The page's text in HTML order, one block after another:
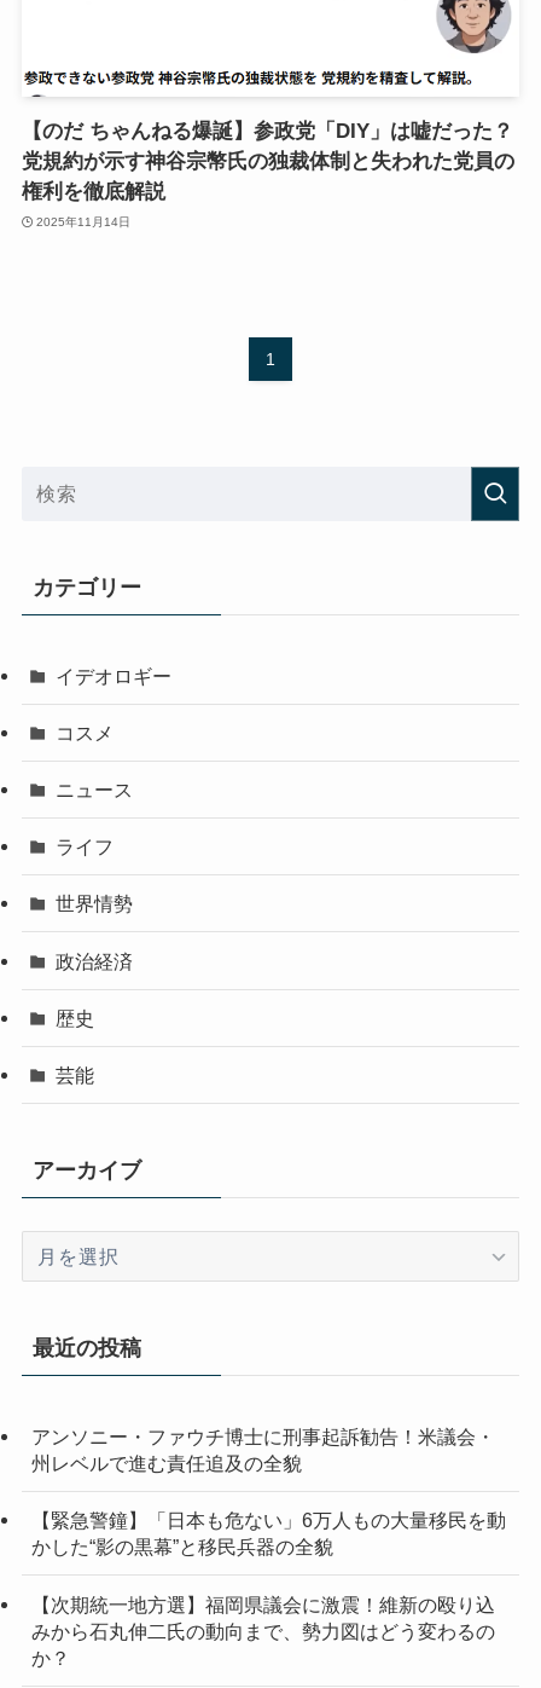
【のだ ちゃんねる爆誕】参政党「DIY」は嘘だった？
党規約が示す神谷宗幣氏の独裁体制と失われた党員の
権利を徹底解説
2025年11月14日
1
カテゴリー
イデオロギー
コスメ
ニュース
ライフ
世界情勢
政治経済
歴史
芸能
アーカイブ
イ
最近の投稿
アンソニー・ファウチ博士に刑事起訴勧告！米議会・
州レベルで進む責任追及の全貌
【緊急警鐘】「日本も危ない」6万人もの大量移民を動
かした“影の黒幕”と移民兵器の全貌
【次期統一地方選】福岡県議会に激震！維新の殴り込
みから石丸伸二氏の動向まで、勢力図はどう変わるの
か？